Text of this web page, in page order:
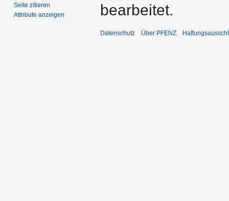
Seite zitieren
Attribute anzeigen
bearbeitet.
Datenschutz Über PFENZ